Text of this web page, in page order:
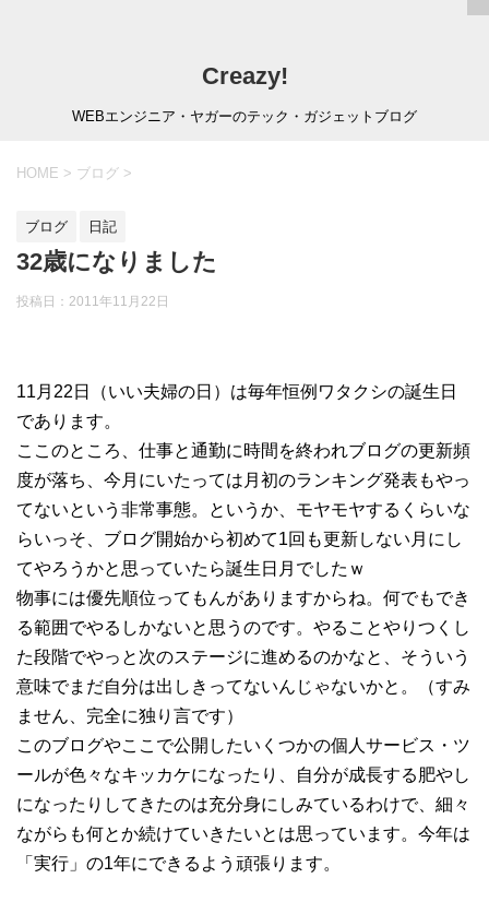
Creazy!
WEBエンジニア・ヤガーのテック・ガジェットブログ
HOME > ブログ >
ブログ 日記
32歳になりました
投稿日： 2011年11月22日
11月22日（いい夫婦の日）は毎年恒例ワタクシの誕生日
であります。
ここのところ、仕事と通勤に時間を終われブログの更新頻
度が落ち、今月にいたっては月初のランキング発表もやっ
てないという非常事態。というか、モヤモヤするくらいな
らいっそ、ブログ開始から初めて1回も更新しない月にし
てやろうかと思っていたら誕生日月でしたｗ
物事には優先順位ってもんがありますからね。何でもでき
る範囲でやるしかないと思うのです。やることやりつくし
た段階でやっと次のステージに進めるのかなと、そういう
意味でまだ自分は出しきってないんじゃないかと。（すみ
ません、完全に独り言です）
このブログやここで公開したいくつかの個人サービス・ツ
ールが色々なキッカケになったり、自分が成長する肥やし
になったりしてきたのは充分身にしみているわけで、細々
ながらも何とか続けていきたいとは思っています。今年は
「実行」の1年にできるよう頑張ります。